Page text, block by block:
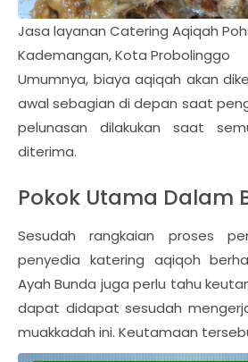
Jasa layanan Catering Aqiqah
Kademangan, Kota Probolinggo
Umumnya, biaya aqiqah akan
awal sebagian di depan saat
pelunasan dilakukan saat
diterima.
Pokok Utama Dalam
Sesudah rangkaian proses
penyedia katering aqiqoh
Ayah Bunda juga perlu tahu
dapat didapat sesudah
muakkadah ini. Keutamaan